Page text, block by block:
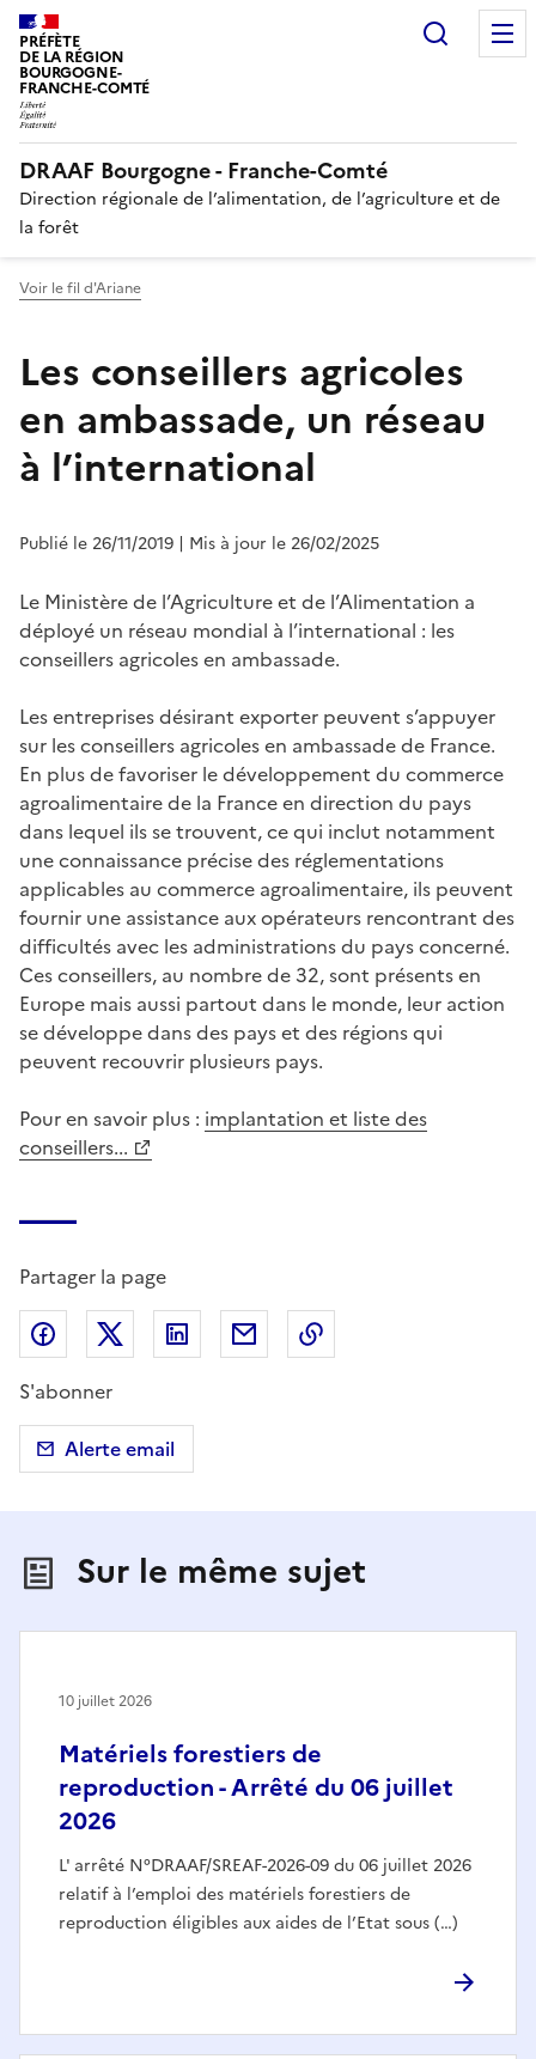
PRÉFÈTE
DE LA RÉGION
BOURGOGNE-
FRANCHE-COMTÉ
DRAAF Bourgogne - Franche-Comté
Direction régionale de l’alimentation, de l’agriculture et de
la forêt
Voir le fil d'Ariane
Les conseillers agricoles
en ambassade, un réseau
à l’international
Publié le 26/11/2019 | Mis à jour le 26/02/2025
Le Ministère de l’Agriculture et de l’Alimentation a
déployé un réseau mondial à l’international : les
conseillers agricoles en ambassade.
Les entreprises désirant exporter peuvent s’appuyer
sur les conseillers agricoles en ambassade de France.
En plus de favoriser le développement du commerce
agroalimentaire de la France en direction du pays
dans lequel ils se trouvent, ce qui inclut notamment
une connaissance précise des réglementations
applicables au commerce agroalimentaire, ils peuvent
fournir une assistance aux opérateurs rencontrant des
difficultés avec les administrations du pays concerné.
Ces conseillers, au nombre de 32, sont présents en
Europe mais aussi partout dans le monde, leur action
se développe dans des pays et des régions qui
peuvent recouvrir plusieurs pays.
Pour en savoir plus : implantation et liste des
conseillers...
Partager la page
Partager sur Facebook
Partager sur X (anciennement Twitter)
Partager sur LinkedIn
Partager par email
S'abonner
Alerte email
Sur le même sujet
Matériels forestiers de
reproduction - Arrêté du 06 juillet
2026
L' arrêté N°DRAAF/SREAF-2026-09 du 06 juillet 2026
relatif à l’emploi des matériels forestiers de
reproduction éligibles aux aides de l’Etat sous (…)
10 juillet 2026